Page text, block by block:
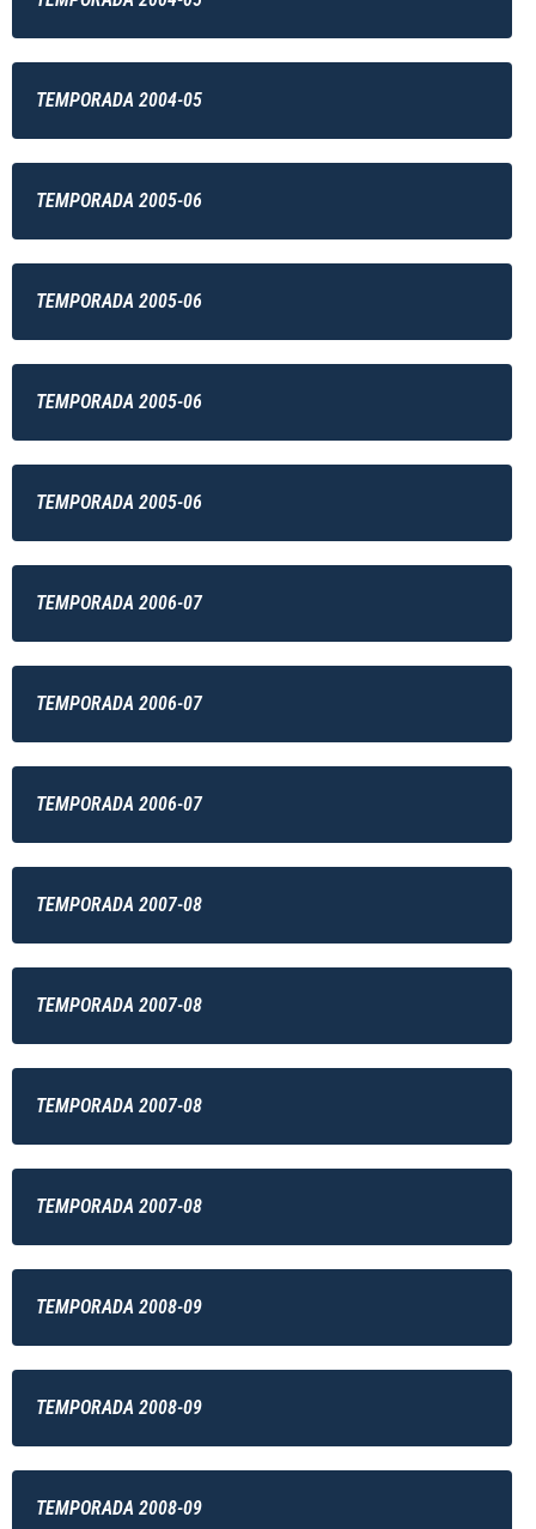
TEMPORADA 2004-05
TEMPORADA 2005-06
TEMPORADA 2005-06
TEMPORADA 2005-06
TEMPORADA 2005-06
TEMPORADA 2006-07
TEMPORADA 2006-07
TEMPORADA 2006-07
TEMPORADA 2007-08
TEMPORADA 2007-08
TEMPORADA 2007-08
TEMPORADA 2007-08
TEMPORADA 2008-09
TEMPORADA 2008-09
TEMPORADA 2008-09